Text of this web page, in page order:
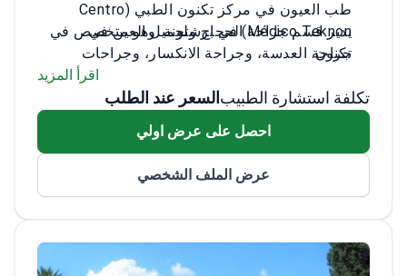
طب العيون في مركز تكنون الطبي (Centro
Médico Teknon) في برشلونة. وهو متخصص في
جراحة العدسة، وجراحة الانكسار، وجراحات
الحجاج المعقدة. يُعد الدكتور ماسكارو زامورا خبيراً
معترفاً به في جراحات تجميل العين والقنوات
برشلونة المستقلة بمرتبة الشرف.
يدير قسم جراحة الحجاج وتجميل العين في
تكنون.
أخصائي معتمد في أورام الحجاج وجراحات
تخفيف الضغط لأمراض الغدة الدرقية.
ونشر أبحاثاً أصلية في مجلات متخصصة.
اقرأ المزيد
تكلفة استشارة الطبيب السعر عند الطلب
احصل على عرض اولي
عرض الملف الشخصي